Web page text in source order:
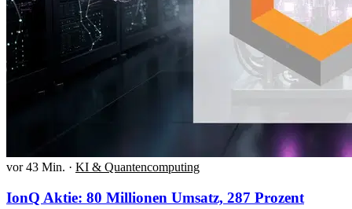
vor 43 Min. · KI & Quantencomputing
IonQ Aktie: 80 Millionen Umsatz, 287 Prozent